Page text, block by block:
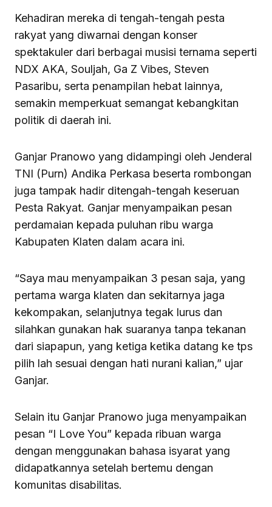
Kehadiran mereka di tengah-tengah pesta
rakyat yang diwarnai dengan konser
spektakuler dari berbagai musisi ternama seperti
NDX AKA, Souljah, Ga Z Vibes, Steven
Pasaribu, serta penampilan hebat lainnya,
semakin memperkuat semangat kebangkitan
politik di daerah ini.
Ganjar Pranowo yang didampingi oleh Jenderal
TNI (Purn) Andika Perkasa beserta rombongan
juga tampak hadir ditengah-tengah keseruan
Pesta Rakyat. Ganjar menyampaikan pesan
perdamaian kepada puluhan ribu warga
Kabupaten Klaten dalam acara ini.
“Saya mau menyampaikan 3 pesan saja, yang
pertama warga klaten dan sekitarnya jaga
kekompakan, selanjutnya tegak lurus dan
silahkan gunakan hak suaranya tanpa tekanan
dari siapapun, yang ketiga ketika datang ke tps
pilih lah sesuai dengan hati nurani kalian,” ujar
Ganjar.
Selain itu Ganjar Pranowo juga menyampaikan
pesan “I Love You” kepada ribuan warga
dengan menggunakan bahasa isyarat yang
didapatkannya setelah bertemu dengan
komunitas disabilitas.